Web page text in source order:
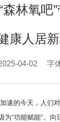
林氧吧
康人居新
04-02 字
速的今天，人们
为“功能赋能”。